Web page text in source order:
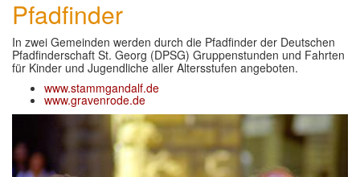
Pfadfinder
In zwei Gemeinden werden durch die Pfadfinder der Deutschen
Pfadfinderschaft St. Georg (DPSG) Gruppenstunden und Fahrten
für Kinder und Jugendliche aller Altersstufen angeboten.
www.stammgandalf.de
www.gravenrode.de